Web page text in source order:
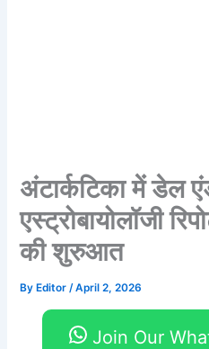
अंटार्कटिका में डेल
एस्ट्रोबायोलॉजी
की शुरुआत
By Editor/April 2, 2026
Join Our